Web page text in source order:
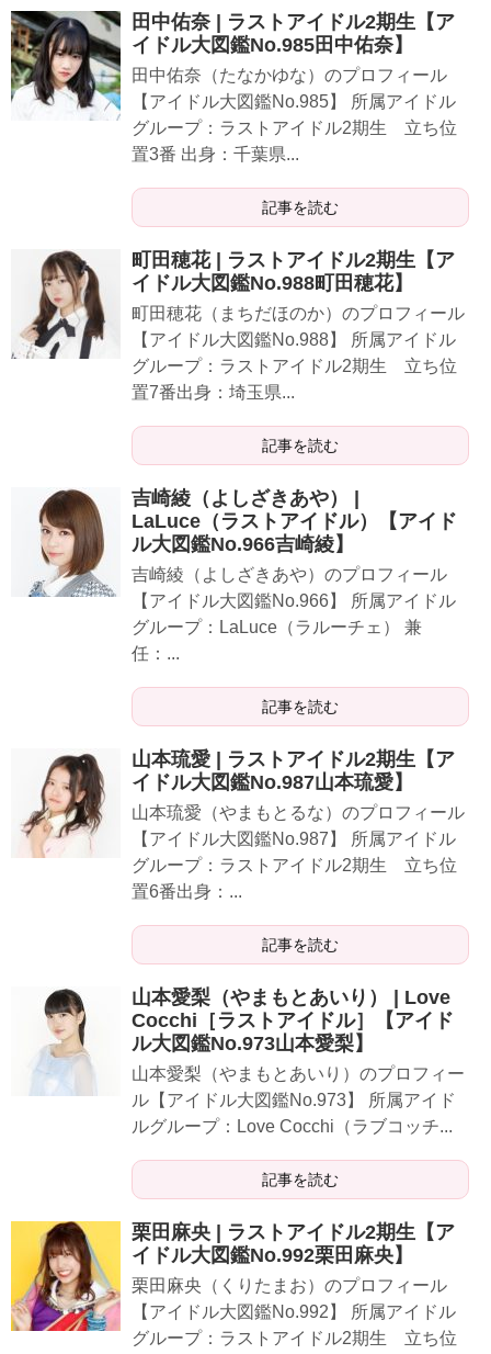
田中佑奈 | ラストアイドル2期生【ア
イドル大図鑑No.985田中佑奈】
田中佑奈（たなかゆな）のプロフィール
【アイドル大図鑑No.985】 所属アイドル
グループ：ラストアイドル2期生 立ち位
置3番 出身：千葉県...
記事を読む
町田穂花 | ラストアイドル2期生【ア
イドル大図鑑No.988町田穂花】
町田穂花（まちだほのか）のプロフィール
【アイドル大図鑑No.988】 所属アイドル
グループ：ラストアイドル2期生 立ち位
置7番出身：埼玉県...
記事を読む
吉崎綾（よしざきあや） |
LaLuce（ラストアイドル）【アイド
ル大図鑑No.966吉崎綾】
​​​​吉崎綾（よしざきあや）のプロフィール
【アイドル大図鑑No.966】 所属アイドル
グループ：LaLuce（ラルーチェ） 兼
任：...
記事を読む
山本琉愛 | ラストアイドル2期生【ア
イドル大図鑑No.987山本琉愛】
山本琉愛（やまもとるな）のプロフィール
【アイドル大図鑑No.987】 所属アイドル
グループ：ラストアイドル2期生 立ち位
置6番出身：...
記事を読む
山本愛梨（やまもとあいり） | Love
Cocchi［ラストアイドル］【アイド
ル大図鑑No.973山本愛梨】
​​​山本愛梨（やまもとあいり）のプロフィー
ル【アイドル大図鑑No.973】 所属アイド
ルグループ：Love Cocchi（ラブコッチ...
記事を読む
栗田麻央 | ラストアイドル2期生【ア
イドル大図鑑No.992栗田麻央】
栗田麻央（くりたまお）のプロフィール
【アイドル大図鑑No.992】 所属アイドル
グループ：ラストアイドル2期生 立ち位